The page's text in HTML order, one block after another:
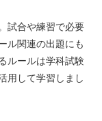
試合や練習で必要
ル関連の出題にも
ルールは学科試験
用して学習しまし